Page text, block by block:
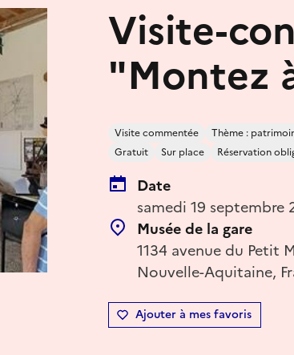
Visite-
"Montez
Visite commentée Thème :
Gratuit
Sur place Réservation
Date
samedi 19 septembre
Musée de la gare
1134 avenue du Petit
Nouvelle-Aquitaine,
Ajouter à mes favoris